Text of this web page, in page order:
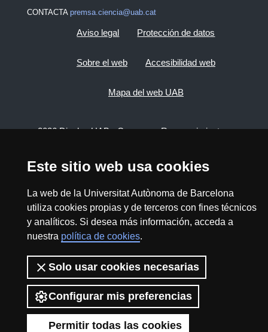
Este sitio web usa cookies
La web de la Universitat Autònoma de Barcelona
utiliza cookies propias y de terceros con fines técnicos
y analíticos. Si desea más información, acceda a
nuestra política de cookies.
Solo usar cookies necesarias
Configurar mis preferencias
Permitir todas las cookies
CONTACTA premsa.ciencia@uab.cat
Aviso legal Protección de datos
Sobre el web Accesibilidad web
Mapa del web UAB
2026 Divulga UAB - Commons Reconocimiento -
View low-bandwidth version